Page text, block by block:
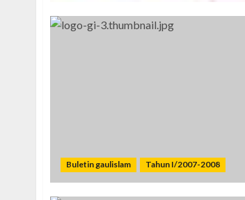
Buletin gaulislam Tahun I/2007-2008